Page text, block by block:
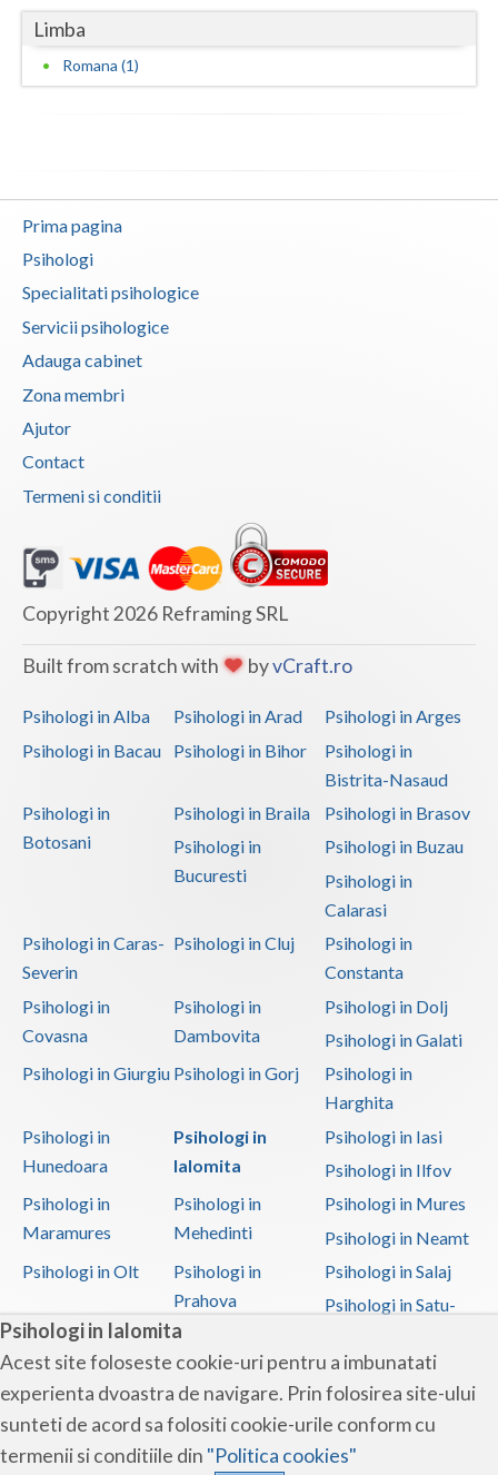
Psihologi in Ialomita
Acest site foloseste cookie-uri pentru a imbunatati
experienta dvoastra de navigare. Prin folosirea site-ului
sunteti de acord sa folositi cookie-urile conform cu
termenii si conditiile din "Politica cookies"
Vaslui
Vrancea
Limba
Romana (1)
Prima pagina
Psihologi
Specialitati psihologice
Servicii psihologice
Adauga cabinet
Zona membri
Ajutor
Contact
Termeni si conditii
Copyright 2026 Reframing SRL
Built from scratch with byvCraft.ro
Psihologi in Alba Psihologi in Arad
Psihologi in Arges
Psihologi in Bacau
Psihologi in Bihor
Psihologi in
Bistrita-Nasaud
Psihologi in
Botosani
Psihologi in Braila
Psihologi in Brasov
Psihologi in
Bucuresti
Psihologi in Buzau
Psihologi in
Calarasi
Psihologi in Caras-
Severin
Psihologi in Cluj
Psihologi in
Constanta
Psihologi in
Covasna
Psihologi in
Dambovita
Psihologi in Dolj
Psihologi in Galati
Psihologi in Giurgiu Psihologi in Gorj
Psihologi in
Harghita
Psihologi in
Hunedoara
Psihologi in
Ialomita
Psihologi in Iasi
Psihologi in Ilfov
Psihologi in
Maramures
Psihologi in
Mehedinti
Psihologi in Mures
Psihologi in Neamt
Psihologi in Olt
Psihologi in
Prahova
Psihologi in Salaj
Psihologi in Satu-
Psihologi in Sibiu
Psihologi in
Suceava
Psihologi in
Teleorman
Psihologi in Timis
Psihologi in Tulcea Psihologi in Valcea
Psihologi in Vaslui
Psihologi in